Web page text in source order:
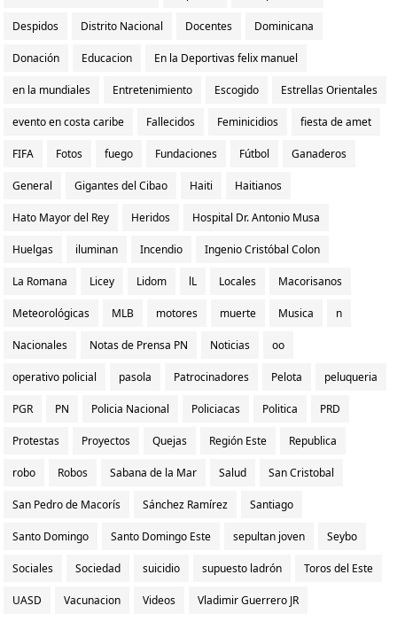
Despidos Distrito Nacional Docentes Dominicana
Donación Educacion En la Deportivas felix manuel
en la mundiales Entretenimiento Escogido Estrellas Orientales
evento en costa caribe Fallecidos Feminicidios fiesta de amet
FIFA Fotos fuego Fundaciones Fútbol Ganaderos
General Gigantes del Cibao Haiti Haitianos
Hato Mayor del Rey Heridos Hospital Dr. Antonio Musa
Huelgas iluminan Incendio Ingenio Cristóbal Colon
La Romana Licey Lidom lL Locales Macorisanos
Meteorológicas MLB motores muerte Musica n
Nacionales Notas de Prensa PN Noticias oo
operativo policial pasola Patrocinadores Pelota peluqueria
PGR PN Policia Nacional Policiacas Politica PRD
Protestas Proyectos Quejas Región Este Republica
robo Robos Sabana de la Mar Salud San Cristobal
San Pedro de Macorís Sánchez Ramírez Santiago
Santo Domingo Santo Domingo Este sepultan joven Seybo
Sociales Sociedad suicidio supuesto ladrón Toros del Este
UASD Vacunacion Videos Vladimir Guerrero JR